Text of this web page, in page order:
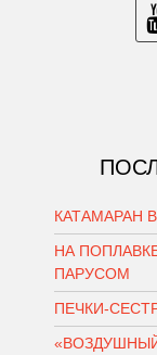
КАТАМАРАН
НА
ПАРУСОМ
ПЕЧКИ-